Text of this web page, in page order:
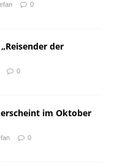
0
der
0
erscheint im Oktober
0